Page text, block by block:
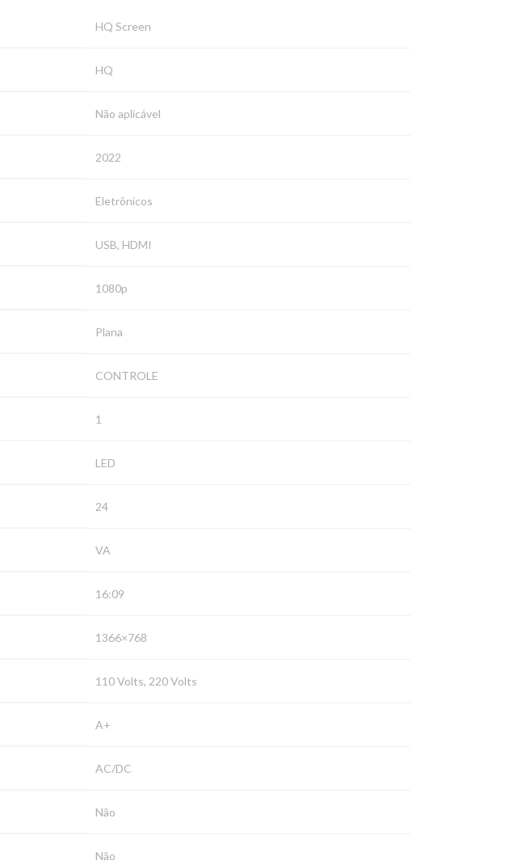
‎HQ Screen
‎HQ
‎Não aplicável
‎2022
‎Eletrônicos
‎USB, HDMI
‎1080p
‎Plana
‎CONTROLE
‎1
‎LED
‎24
‎VA
‎16:09
‎1366×768
‎110 Volts, 220 Volts
‎A+
‎AC/DC
‎Não
‎Não